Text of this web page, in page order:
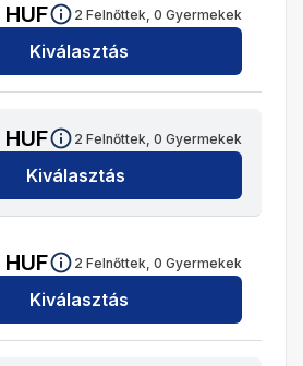
HUF 2 Felnőttek, 0 Gyermekek
Kiválasztás
HUF 2 Felnőttek, 0 Gyermekek
Kiválasztás
HUF 2 Felnőttek, 0 Gyermekek
Kiválasztás